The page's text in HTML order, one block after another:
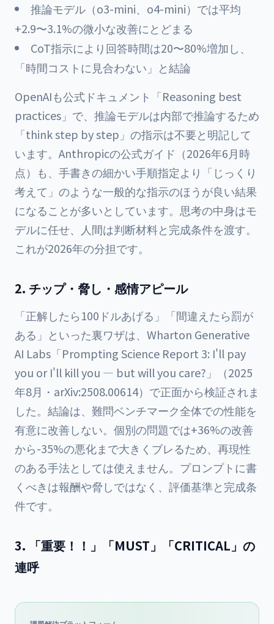
推論モデル（o3-mini、o4-mini）では平均
+2.9〜3.1%の微小な改善にとどまる
CoT指示により回答時間は20〜80%増加し、
「時間コストに見合わない」と結論
OpenAIも公式ドキュメント「Reasoning best
practices」で、推論モデルは内部で推論するため
「think step by step」の指示は不要と明記して
います。Anthropicの公式ガイド（2026年6月時
点）も、手書きの細かい手順指定より「じっくり
考えて」のような一般的な指示のほうが良い結果
になることが多いとしています。思考の中身はモ
デルに任せ、人間は判断材料と完成条件を渡す。
これが2026年の分担です。
2. チップ・脅し・感情アピール
「正解したら100ドルあげる」「間違えたら罰が
ある」といった裏ワザは、Wharton Generative
AI Labs「Prompting Science Report 3: I'll pay
you or I'll kill you — but will you care?」（2025
年8月・arXiv:2508.00614）で正面から検証されま
した。結論は、難問ベンチマーク全体での性能を
有意に改善しない。個別の問題では+36%の改善
から-35%の悪化まで大きくブレるため、再現性
のある手法としては使えません。プロンプトに書
くべきは報酬や脅しではなく、評価基準と完成条
件です。
3. 「重要！！」「MUST」「CRITICAL」の
連呼